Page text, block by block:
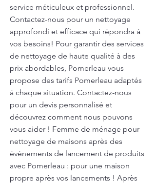
service méticuleux et professionnel.
Contactez-nous pour un nettoyage
approfondi et efficace qui répondra à
vos besoins! Pour garantir des services
de nettoyage de haute qualité à des
prix abordables, Pomerleau vous
propose des tarifs Pomerleau adaptés
à chaque situation. Contactez-nous
pour un devis personnalisé et
découvrez comment nous pouvons
vous aider ! Femme de ménage pour
nettoyage de maisons après des
événements de lancement de produits
avec Pomerleau : pour une maison
propre après vos lancements ! Après